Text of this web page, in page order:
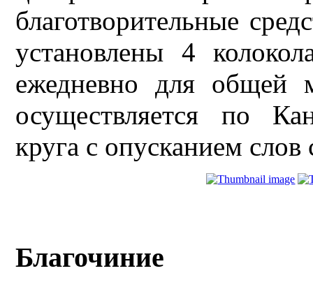
благотворительные
установлены 4
ежедневно для общей
осуществляется по
круга с опусканием
Благочиние